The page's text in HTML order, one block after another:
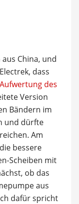
China, und
dass
des
Version
Bändern im
und dürfte
Am
bessere
Scheiben mit
ob das
aus
dafür spricht